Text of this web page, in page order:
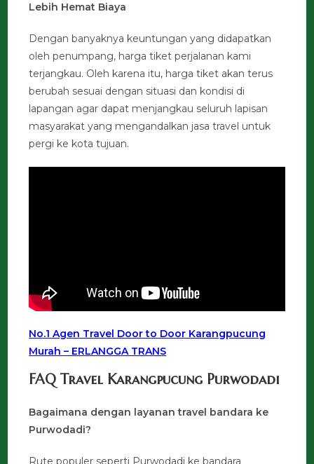
Lebih Hemat Biaya
Dengan banyaknya keuntungan yang didapatkan
oleh penumpang, harga tiket perjalanan kami
terjangkau. Oleh karena itu, harga tiket akan terus
berubah sesuai dengan situasi dan kondisi di
lapangan agar dapat menjangkau seluruh lapisan
masyarakat yang mengandalkan jasa travel untuk
pergi ke kota tujuan.
No.1 Agen Travel Door to Door Karangpucung
Murah – ERLANGGA TRANS
FAQ Travel Karangpucung Purwodadi
Bagaimana dengan layanan travel bandara ke
Purwodadi?
Rute populer seperti Purwodadi ke bandara